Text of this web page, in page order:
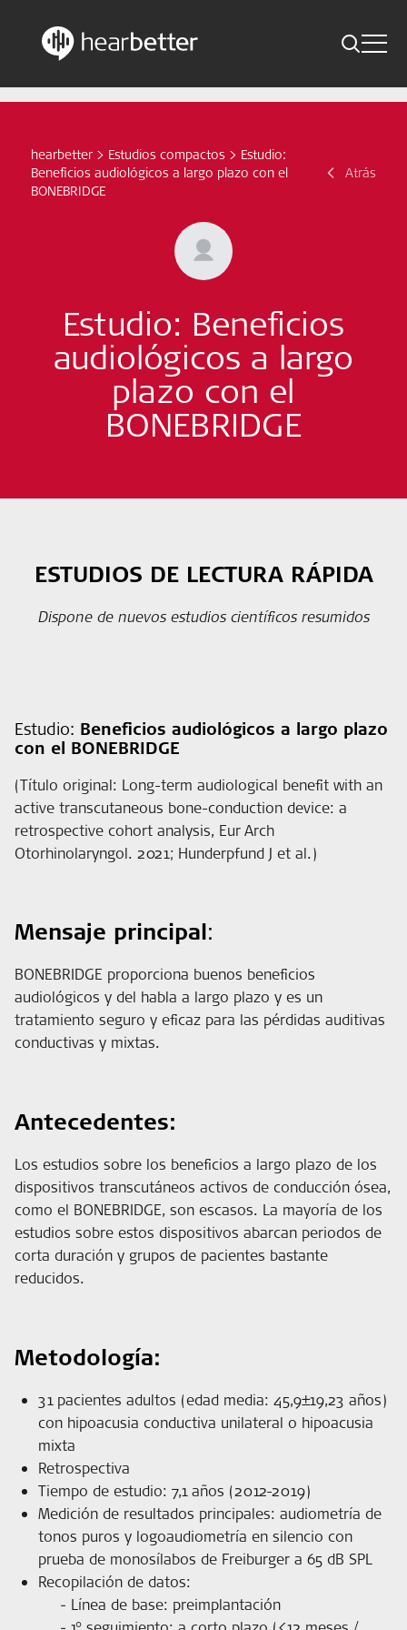
Skip
Toggle
Indicaciones
Noticias
Suscríbete ahora
Spanish – Spain
Síganos
hearbetter > Estudios compactos > Estudio:
Beneficios audiológicos a largo plazo con el
BONEBRIDGE
Atrás
Estudio: Beneficios
audiológicos a largo
plazo con el
BONEBRIDGE
ESTUDIOS DE LECTURA RÁPIDA
Dispone de nuevos estudios científicos resumidos
Estudio: Beneficios audiológicos a largo plazo
con el BONEBRIDGE
(Título original: Long-term audiological benefit with an
active transcutaneous bone-conduction device: a
retrospective cohort analysis, Eur Arch
Otorhinolaryngol. 2021; Hunderpfund J et al.)
Mensaje principal:
BONEBRIDGE proporciona buenos beneficios
audiológicos y del habla a largo plazo y es un
tratamiento seguro y eficaz para las pérdidas auditivas
conductivas y mixtas.
Antecedentes:
Los estudios sobre los beneficios a largo plazo de los
dispositivos transcutáneos activos de conducción ósea,
como el BONEBRIDGE, son escasos. La mayoría de los
estudios sobre estos dispositivos abarcan periodos de
corta duración y grupos de pacientes bastante
reducidos.
Metodología:
31 pacientes adultos (edad media: 45,9±19,23 años)
con hipoacusia conductiva unilateral o hipoacusia
mixta
Retrospectiva
Tiempo de estudio: 7,1 años (2012-2019)
Medición de resultados principales: audiometría de
tonos puros y logoaudiometría en silencio con
prueba de monosílabos de Freiburger a 65 dB SPL
Recopilación de datos:
Línea de base: preimplantación